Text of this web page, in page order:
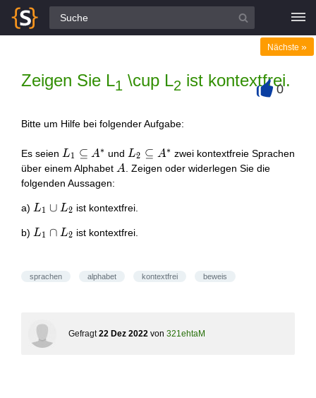
Alle Fragen
Zeigen Sie L1 \cup L2 ist kontextfrei.
Nächste »
0
Bitte um Hilfe bei folgender Aufgabe:
Es seien L_{1}
\subseteq
A^{*}
L1 ⊆ A∗ und L_{2}
\subseteq
L2 ⊆ A∗ zwei kontextfreie Sprachen
über einem Alphabet A
A . Zeigen oder widerlegen Sie die
folgenden Aussagen:
a) L_{1}
L_{2}
L1 ∪ L2 ist kontextfrei.
b) L_{1}
L1 ∩ L2 ist kontextfrei.
sprachen alphabet kontextfrei beweis
Gefragt 22 Dez 2022 von 321ehtaM